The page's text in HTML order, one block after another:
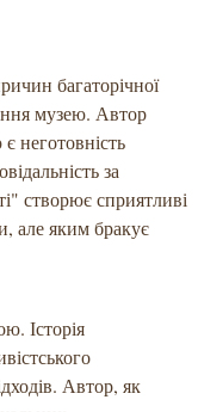
багаторічної
музею. Автор
неготовність
за
створює сприятливі
але яким бракує
Історія
Автор, як